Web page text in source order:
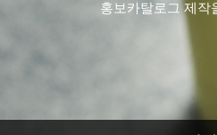
홍보카탈로그 제작